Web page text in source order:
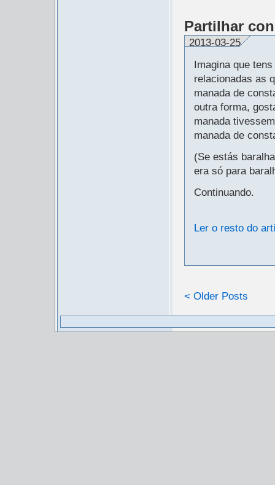
Partilhar
2013-03-25
Imagina que
relacionadas as
manada de
outra forma,
manada
manada de
(Se estás
era só para
Continuando.
Ler o resto do
< Older Posts